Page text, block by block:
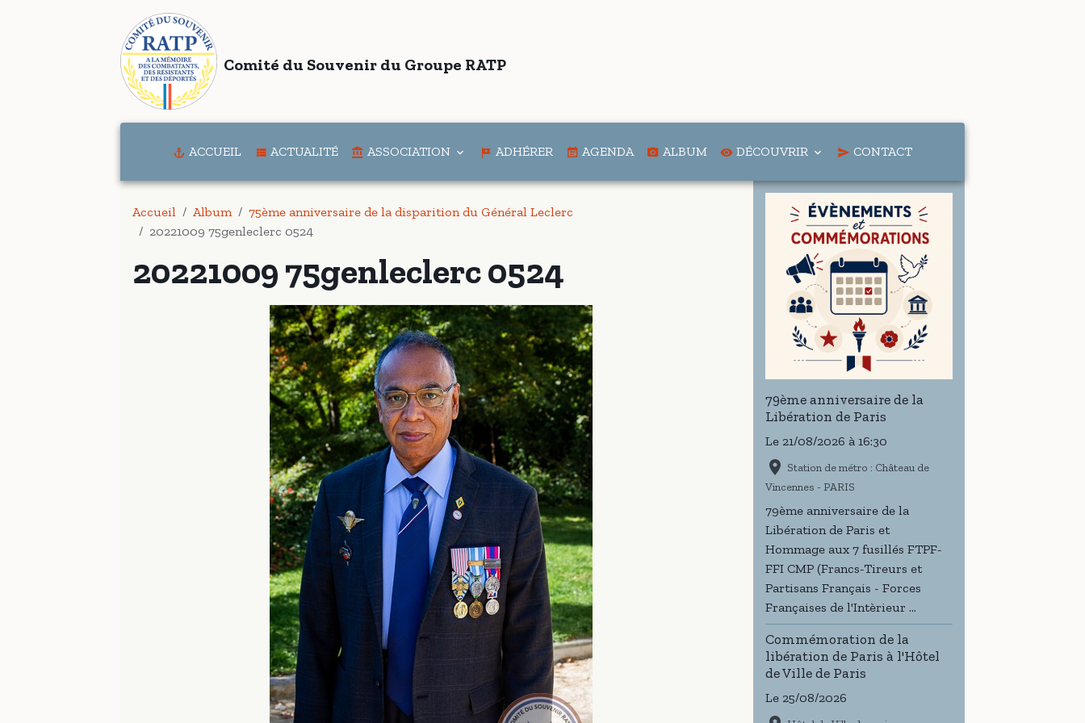
Comité du Souvenir du Groupe RATP
ACCUEIL ACTUALITÉ ASSOCIATION ADHÉRER AGENDA ALBUM DÉCOUVRIR CONTACT
Accueil Album
75ème anniversaire de la disparition du Général Leclerc
20221009 75genleclerc 0524
20221009 75genleclerc 0524
79ème anniversaire de la
Libération de Paris
Le 21/08/2026 à 16:30
Station de métro : Château de
Vincennes - PARIS
79ème anniversaire de la
Libération de Paris et
Hommage aux 7 fusillés FTPF-
FFI CMP (Francs-Tireurs et
Partisans Français - Forces
Françaises de l'Intèrieur ...
Commémoration de la
libération de Paris à l'Hôtel
de Ville de Paris
Le 25/08/2026